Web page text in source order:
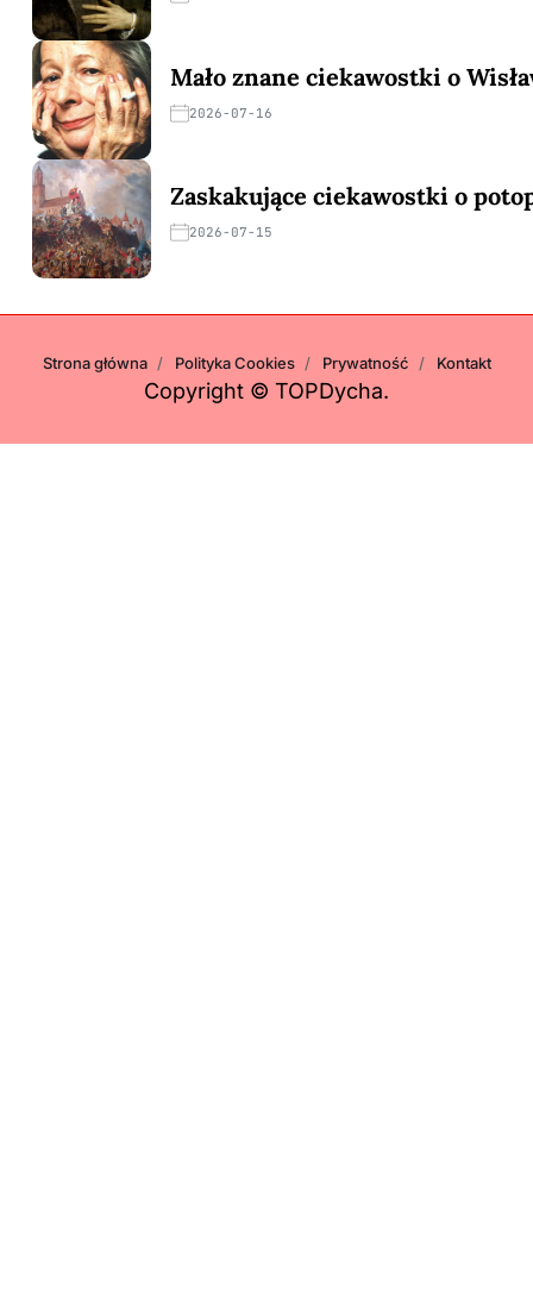
Mało znane ciekawostki o
2026-07-16
Zaskakujące ciekawostki o
2026-07-15
Copyright © TOPDycha.
Strona główna Polityka Cookies Prywatność Kontakt